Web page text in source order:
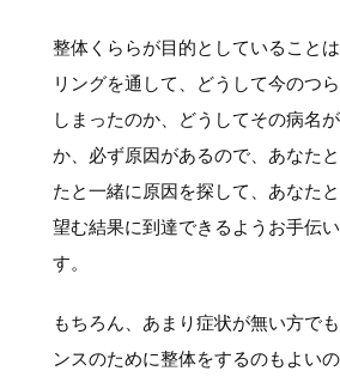
整体くららが目的としていること
リングを通して、どうして今のつ
しまったのか、どうしてその病名
か、必ず原因があるので、あなた
たと一緒に原因を探して、あなたと
望む結果に到達できるようお手伝
す。
もちろん、あまり症状が無い方で
ンスのために整体をするのもよい